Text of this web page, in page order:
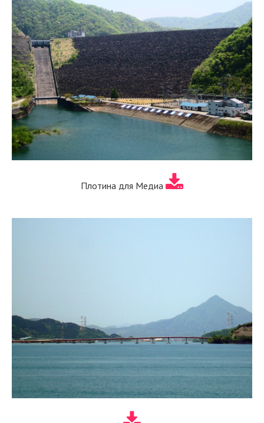
Плотина для Медиа